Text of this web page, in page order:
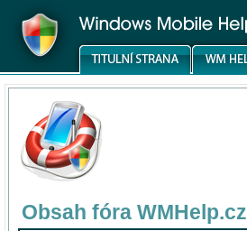
Obsah fóra WMHelp.cz